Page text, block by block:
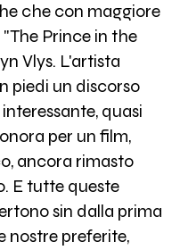
che con maggiore
Prince in the
Vlys. L'artista
piedi un discorso
quasi
per un film,
ancora rimasto
E tutte queste
sin dalla prima
nostre preferite,